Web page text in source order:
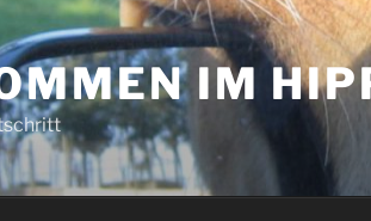
IM